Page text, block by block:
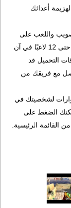
أعدائك
واللعب على
الإنترنت لفترة أطول، ويمكن للعبة أن تشارك فيها حتى 12 لاعبًا في آن
التحميل قد
مع فريقك من
لشخصيتك في
الضغط على
القائمة الرئيسية.